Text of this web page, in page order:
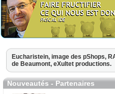
Eucharistein, image des pShops,
de Beaumont, eXultet productions.
Nouveautés - Partenaires